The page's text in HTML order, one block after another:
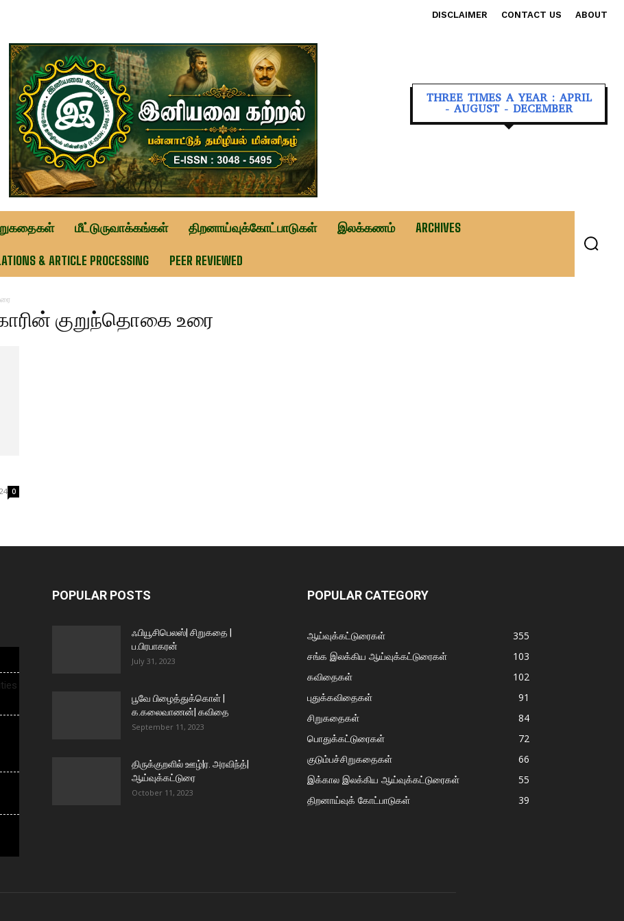
DISCLAIMER CONTACT US ABOUT
THREE TIMES A YEAR : APRIL
- AUGUST - DECEMBER
மீட்டுருவாக்கங்கள் திறனாய்வுக்கோட்பாடுகள் இலக்கணம் ARCHIVES
& ARTICLE PROCESSING PEER REVIEWED
குறுந்தொகை உரை
0
POPULAR POSTS
ஃபியூசிபெலஸ்| சிறுகதை |
ப.பிரபாகரன்
July 31, 2023
பூவே பிழைத்துக்கொள் |
க.கலைவாணன்| கவிதை
September 11, 2023
திருக்குறளில் ஊழ்|ர. அரவிந்த்|
ஆய்வுக்கட்டுரை
October 11, 2023
POPULAR CATEGORY
ஆய்வுக்கட்டுரைகள்
355
சங்க இலக்கிய ஆய்வுக்கட்டுரைகள்
103
கவிதைகள்
102
புதுக்கவிதைகள்
91
சிறுகதைகள்
84
பொதுக்கட்டுரைகள்
72
குடும்பச்சிறுகதைகள்
66
இக்கால இலக்கிய ஆய்வுக்கட்டுரைகள்
55
திறனாய்வுக் கோட்பாடுகள்
39